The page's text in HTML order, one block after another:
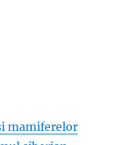
mamiferelor